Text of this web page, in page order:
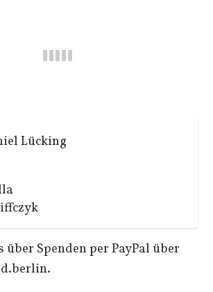
Lücking
Spenden per PayPal über